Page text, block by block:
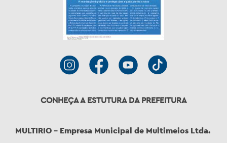
CONHEÇA A ESTUTURA DA PREFEITURA
MULTIRIO – Empresa Municipal de Multimeios Ltda.